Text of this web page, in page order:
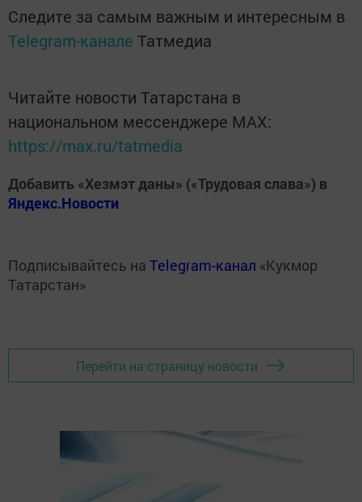
Следите за самым важным и интересным в
Telegram-канале Татмедиа
Читайте новости Татарстана в
национальном мессенджере MАХ:
https://max.ru/tatmedia
Добавить «Хезмэт даны» («Трудовая слава») в
Яндекс.Новости
Подписывайтесь на Telegram-канал «Кукмор
Татарстан»
Перейти на страницу новости